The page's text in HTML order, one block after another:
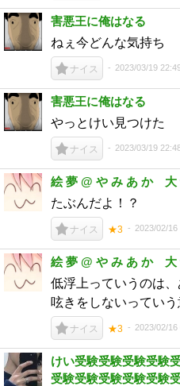
害悪王に俺はなる
ねぇ今どんな気持ち
ナイス 2023/03/19
害悪王に俺はなる
やっとけい見つけた
ナイス 2023/03/19
絵 夢 @ や み あ か 大
たぶんだよ！？
ナイス ★3 2023/02/16
絵 夢 @ や み あ か 大
低浮上っていうのは
呟きをしないってい
ナイス ★3 2023/02/16
けい受験受験受験受験
受験受験受験受験受験